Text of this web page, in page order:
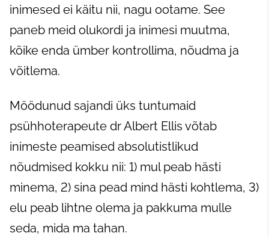
inimesed ei käitu nii, nagu ootame. See
paneb meid olukordi ja inimesi muutma,
kõike enda ümber kontrollima, nõudma ja
võitlema.
Möödunud sajandi üks tuntumaid
psühhoterapeute dr Albert Ellis võtab
inimeste peamised absolutistlikud
nõudmised kokku nii: 1) mul peab hästi
minema, 2) sina pead mind hästi kohtlema, 3)
elu peab lihtne olema ja pakkuma mulle
seda, mida ma tahan.